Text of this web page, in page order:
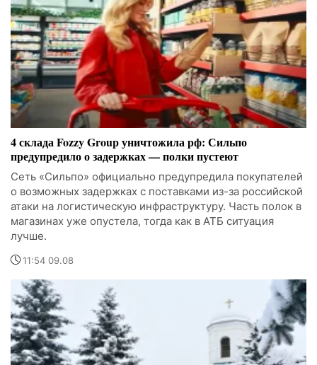
4 склада Fozzy Group уничтожила рф: Сильпо
предупредило о задержках — полки пустеют
Сеть «Сильпо» официально предупредила покупателей
о возможных задержках с поставками из-за российской
атаки на логистическую инфраструктуру. Часть полок в
магазинах уже опустела, тогда как в АТБ ситуация
лучше.
11:54 09.08